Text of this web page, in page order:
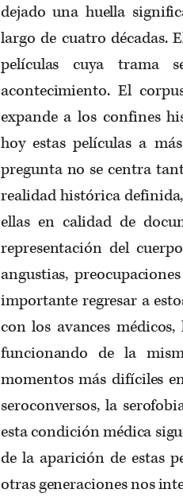
dejado una huella
largo de cuatro décadas.
películas cuya trama
acontecimiento. El
expande a los confines
hoy estas películas a
pregunta no se centra
realidad histórica
ellas en calidad de
representación del
angustias,
importante regresar a
con los avances
funcionando de la
momentos más difíciles
seroconversos, la
esta condición médica
de la aparición de estas
otras generaciones nos